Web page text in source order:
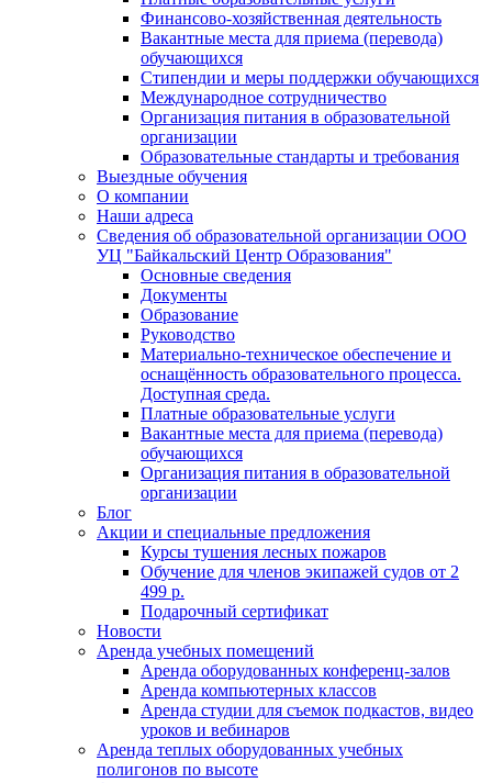
Финансово-хозяйственная деятельность
Вакантные места для приема (перевода)
обучающихся
Стипендии и меры поддержки обучающихся
Международное сотрудничество
Организация питания в образовательной
организации
Образовательные стандарты и требования
Выездные обучения
О компании
Наши адреса
Сведения об образовательной организации ООО
УЦ "Байкальский Центр Образования"
Основные сведения
Документы
Образование
Руководство
Материально-техническое обеспечение и
оснащённость образовательного процесса.
Доступная среда.
Платные образовательные услуги
Вакантные места для приема (перевода)
обучающихся
Организация питания в образовательной
организации
Блог
Акции и специальные предложения
Курсы тушения лесных пожаров
Обучение для членов экипажей судов от 2
499 р.
Подарочный сертификат
Новости
Аренда учебных помещений
Аренда оборудованных конференц-залов
Аренда компьютерных классов
Аренда студии для съемок подкастов, видео
уроков и вебинаров
Аренда теплых оборудованных учебных
полигонов по высоте